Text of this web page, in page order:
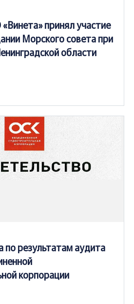
принял участие
Морского совета при
области
по результатам аудита
корпорации